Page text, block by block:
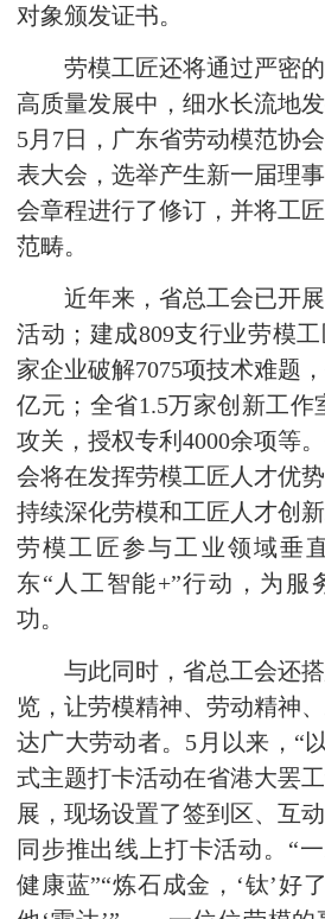
对象颁发证书。
劳模工匠还将通过严密的
高质量发展中，细水长流地
5月7日，广东省劳动模范协
表大会，选举产生新一届理
会章程进行了修订，并将工
范畴。
近年来，省总工会已开展
活动；建成809支行业劳模
家企业破解7075项技术难题
亿元；全省1.5万家创新工作
攻关，授权专利4000余项等
会将在发挥劳模工匠人才优
持续深化劳模和工匠人才创
劳模工匠参与工业领域垂
东“人工智能+”行动，为服
功。
与此同时，省总工会还搭
览，让劳模精神、劳动精神
达广大劳动者。5月以来，“
式主题打卡活动在省港大罢
展，现场设置了签到区、互
同步推出线上打卡活动。“
健康蓝”“炼石成金，‘钛’好